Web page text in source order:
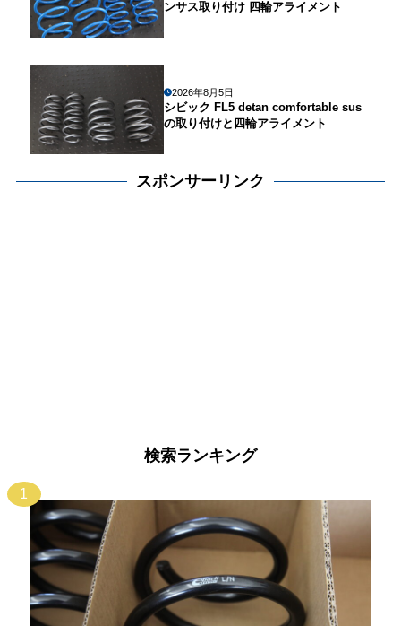
ンサス取り付け 四輪アライメント
2026年8月5日
シビック FL5 detan comfortable sus
の取り付けと四輪アライメント
スポンサーリンク
検索ランキング
1